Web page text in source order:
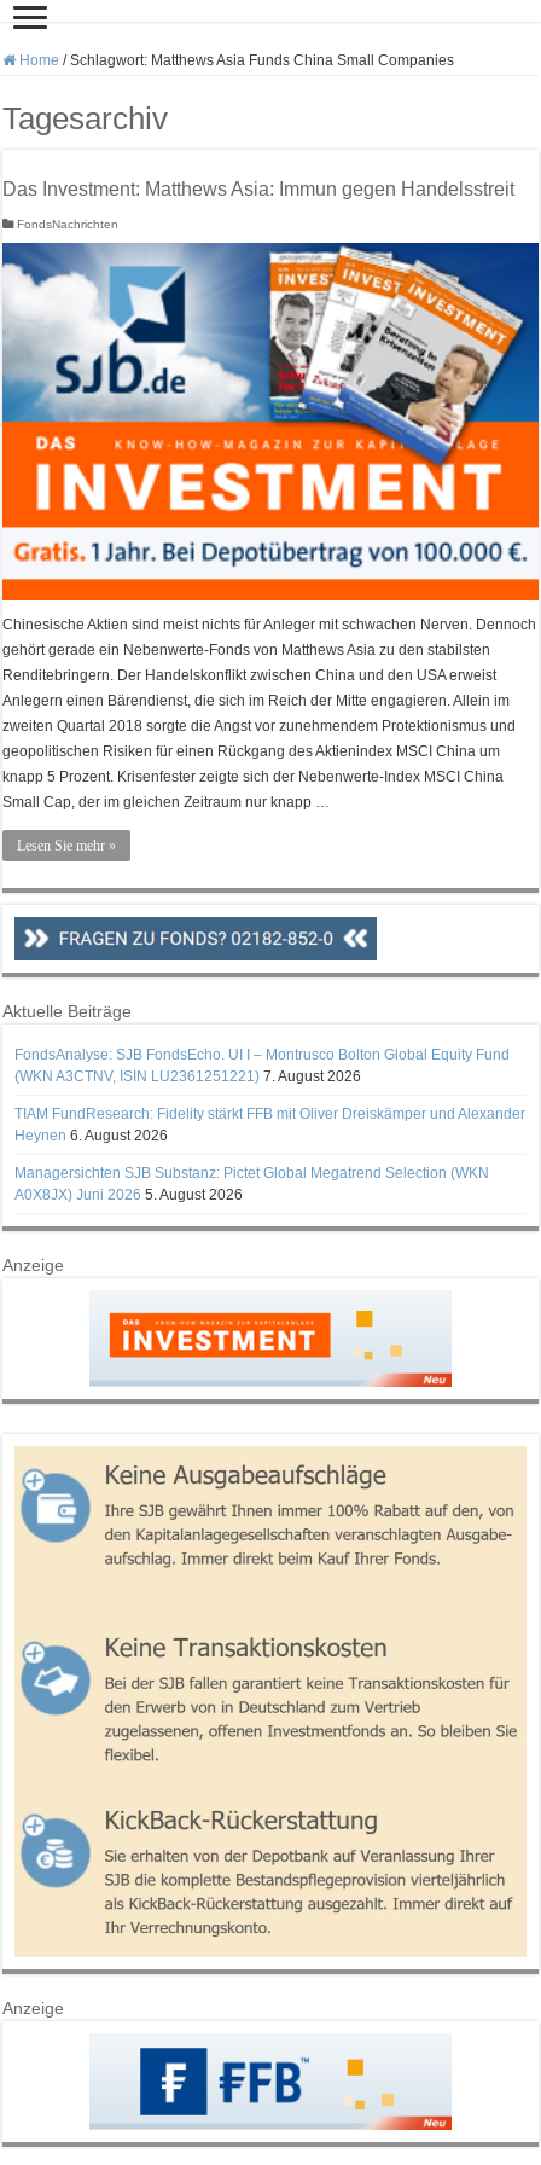
Home / Schlagwort: Matthews Asia Funds China Small Companies
Tagesarchiv
Das Investment: Matthews Asia: Immun gegen Handelsstreit
FondsNachrichten
Chinesische Aktien sind meist nichts für Anleger mit schwachen Nerven. Dennoch
gehört gerade ein Nebenwerte-Fonds von Matthews Asia zu den stabilsten
Renditebringern. Der Handelskonflikt zwischen China und den USA erweist
Anlegern einen Bärendienst, die sich im Reich der Mitte engagieren. Allein im
zweiten Quartal 2018 sorgte die Angst vor zunehmendem Protektionismus und
geopolitischen Risiken für einen Rückgang des Aktienindex MSCI China um
knapp 5 Prozent. Krisenfester zeigte sich der Nebenwerte-Index MSCI China
Small Cap, der im gleichen Zeitraum nur knapp …
Lesen Sie mehr »
Aktuelle Beiträge
FondsAnalyse: SJB FondsEcho. UI I – Montrusco Bolton Global Equity Fund
(WKN A3CTNV, ISIN LU2361251221) 7. August 2026
TIAM FundResearch: Fidelity stärkt FFB mit Oliver Dreiskämper und Alexander
Heynen 6. August 2026
Managersichten SJB Substanz: Pictet Global Megatrend Selection (WKN
A0X8JX) Juni 2026 5. August 2026
Anzeige
Anzeige